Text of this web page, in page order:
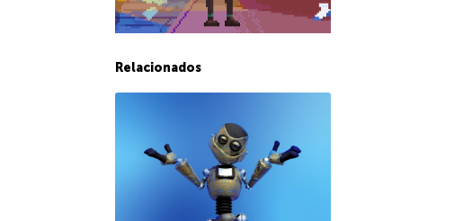
Relacionados